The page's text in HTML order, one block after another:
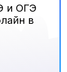
и ОГЭ
в